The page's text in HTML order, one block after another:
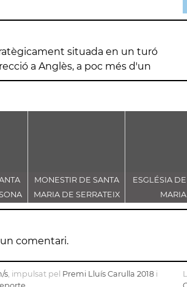
situada en un turó
a Anglès, a poc més d'un
MONESTIR DE SANTA
MARIA DE SERRATEIX
ESGLÉSIA
MARIA
comentari.
s, impulsat pel Premi Lluís Carulla 2018 i